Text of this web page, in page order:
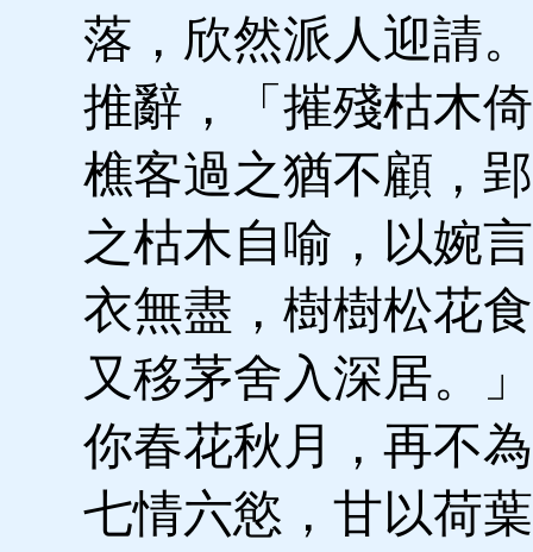
落，欣然派人迎請
推辭，「摧殘枯木
樵客過之猶不顧，
之枯木自喻，以婉
衣無盡，樹樹松花
又移茅舍入深居。
你春花秋月，再不
七情六慾，甘以荷